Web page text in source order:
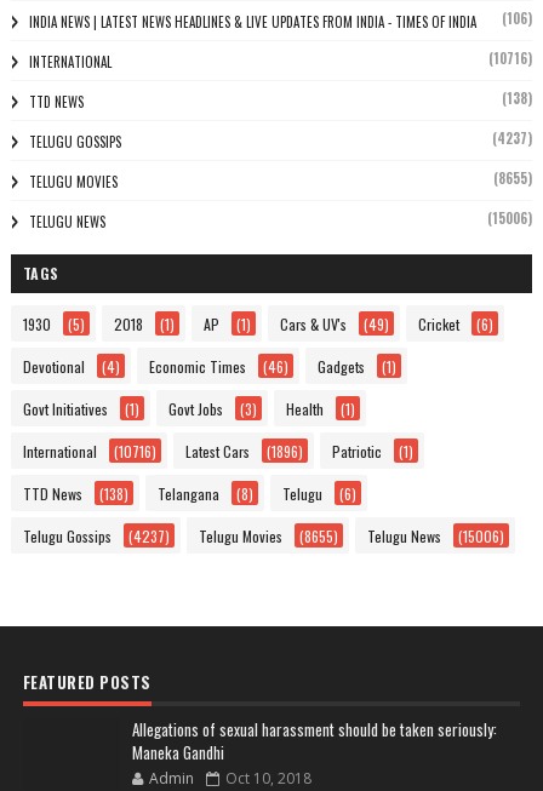
INDIA NEWS | LATEST NEWS HEADLINES & LIVE UPDATES FROM INDIA - TIMES OF INDIA (106)
INTERNATIONAL (10716)
TTD NEWS (138)
TELUGU GOSSIPS (4237)
TELUGU MOVIES (8655)
TELUGU NEWS (15006)
TAGS
1930 (5) 2018 (1) AP (1) Cars & UV's (49) Cricket (6)
Devotional (4) Economic Times (46) Gadgets (1)
Govt Initiatives (1) Govt Jobs (3) Health (1)
International (10716) Latest Cars (1896) Patriotic (1)
TTD News (138) Telangana (8) Telugu (6)
Telugu Gossips (4237) Telugu Movies (8655) Telugu News (15006)
FEATURED POSTS
Allegations of sexual harassment should be taken seriously:
Maneka Gandhi
Admin Oct 10, 2018